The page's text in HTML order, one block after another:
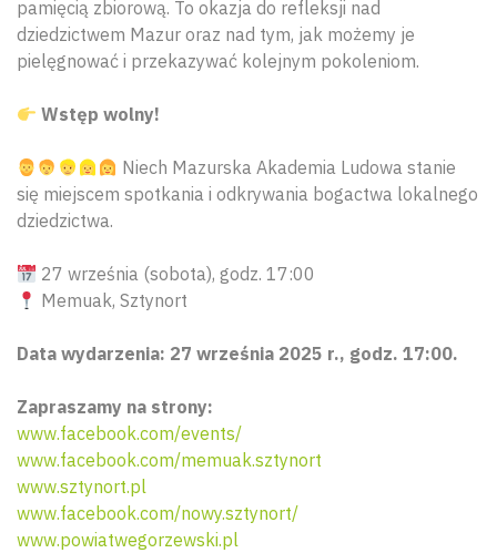
pamięcią zbiorową. To okazja do refleksji nad
dziedzictwem Mazur oraz nad tym, jak możemy je
pielęgnować i przekazywać kolejnym pokoleniom.
Wstęp wolny!
Niech Mazurska Akademia Ludowa stanie
się miejscem spotkania i odkrywania bogactwa lokalnego
dziedzictwa.
27 września (sobota), godz. 17:00
Memuak, Sztynort
Data wydarzenia: 27 września 2025 r., godz. 17:00.
Zapraszamy na strony:
www.facebook.com/events/
www.facebook.com/memuak.sztynort
www.sztynort.pl
www.facebook.com/nowy.sztynort/
www.powiatwegorzewski.pl